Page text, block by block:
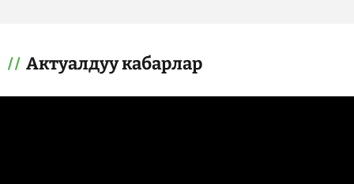
Актуалдуу кабарлар